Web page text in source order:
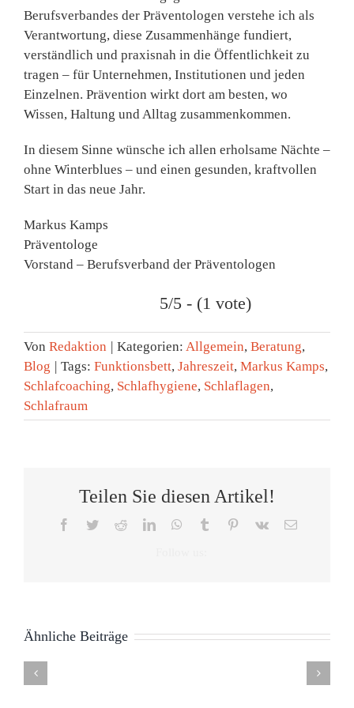
Berufsverbandes der Präventologen verstehe ich als
Verantwortung, diese Zusammenhänge fundiert,
verständlich und praxisnah in die Öffentlichkeit zu
tragen – für Unternehmen, Institutionen und jeden
Einzelnen. Prävention wirkt dort am besten, wo
Wissen, Haltung und Alltag zusammenkommen.
In diesem Sinne wünsche ich allen erholsame Nächte –
ohne Winterblues – und einen gesunden, kraftvollen
Start in das neue Jahr.
Markus Kamps
Präventologe
Vorstand – Berufsverband der Präventologen
5/5 - (1 vote)
Von Redaktion | Kategorien: Allgemein, Beratung,
Blog | Tags: Funktionsbett, Jahreszeit, Markus Kamps,
Schlafcoaching, Schlafhygiene, Schlaflagen,
Schlafraum
Teilen Sie diesen Artikel!
Facebook
TwitterRedditLinkedInWhatsApp
Tumblr Pinterest
Vk
E-
Ähnliche Beiträge
wir
von
Erling
Warum